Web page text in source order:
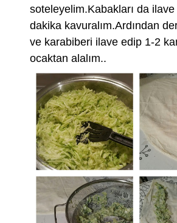
soteleyelim.Kabakları da
dakika kavuralım.Ardından
ve karabiberi ilave edip 1-2
ocaktan alalım..